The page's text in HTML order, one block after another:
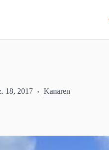
18, 2017 Kanaren